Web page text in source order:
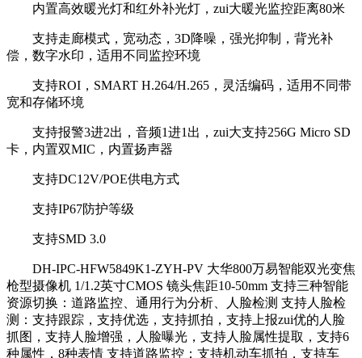
内置高效暖光灯和红外补光灯，zui大暖光监控距离80米
支持走廊模式，宽动态，3D降噪，强光抑制，背光补
偿，数字水印，适用不同监控环境
支持ROI，SMART H.264/H.265，灵活编码，适用不同带
宽和存储环境
支持报警3进2出，音频1进1出，zui大支持256G Micro SD
卡，内置双MIC，内置扬声器
支持DC12V/POE供电方式
支持IP67防护等级
支持SMD 3.0
DH-IPC-HFW5849K1-ZYH-PV 大华800万易智能双光变焦
枪型摄像机 1/1.2英寸CMOS 镜头焦距10-50mm 支持三种智能
资源切换：道路监控、通用行为分析、人脸检测 支持人脸检
测：支持跟踪，支持优选，支持抓拍，支持上报zui优的人脸
抓图，支持人脸增强，人脸曝光，支持人脸属性提取，支持6
种属性，8种表情 支持道路监控：支持机动车抓拍，支持车